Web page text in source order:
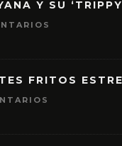
Y SU
FRITOS